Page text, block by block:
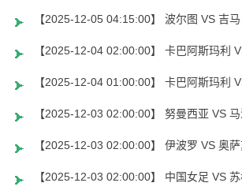
【2025-12-05 04:15:00】 波尔图 VS 吉
【2025-12-04 02:00:00】 卡巴阿斯玛利
【2025-12-04 01:00:00】 卡巴阿斯玛利
【2025-12-03 02:00:00】 努曼西亚 VS
【2025-12-03 02:00:00】 伊波罗 VS 奥
【2025-12-03 02:00:00】 中国女足 VS